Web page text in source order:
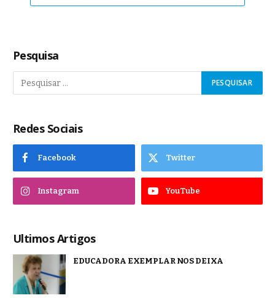
Pesquisa
Redes Sociais
Facebook Twitter
Instagram YouTube
Ultimos Artigos
EDUCADORA EXEMPLAR NOS DEIXA